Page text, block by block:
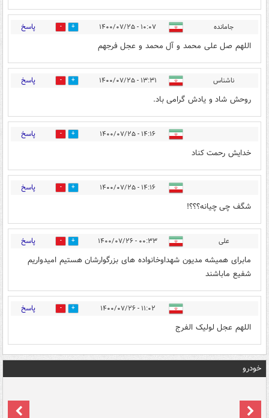
جامانده ۱۰:۰۷ - ۱۴۰۰/۰۷/۲۵ 10 پاسخ
اللهم صل علی محمد و آل محمد و عجل فرجهم
ناشناس ۱۳:۳۱ - ۱۴۰۰/۰۷/۲۵ 5 پاسخ
روحش شاد و یادش گرامی باد.
۱۴:۱۶ - ۱۴۰۰/۰۷/۲۵ 3 پاسخ
خدایش رحمت کناد
۱۴:۱۶ - ۱۴۰۰/۰۷/۲۵ 0 پاسخ
شگف چی چیانه؟؟؟!
علی ۰۰:۳۳ - ۱۴۰۰/۰۷/۲۶ 2 پاسخ
مابرای همیشه مدیون شهداوخانواده های بزرگوارشان هستیم امیدواریم
شفیع ماباشند
۱۱:۰۲ - ۱۴۰۰/۰۷/۲۶ 3 پاسخ
اللهم عجل لولیک الفرج
خودرو